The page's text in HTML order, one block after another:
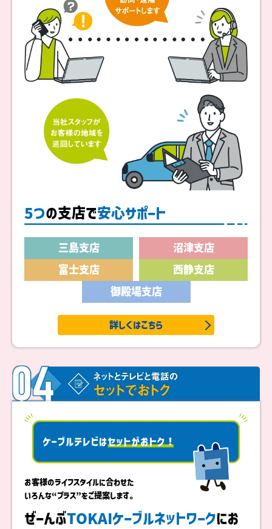
5つの支店で安心サポート
三島支店
沼津支店
富士支店
西静支店
御殿場支店
詳しくはこちら
お客様のライフスタイルに合わせた
いろんな“プラス”をご提案します。
ぜーんぶTOKAIケーブルネットワークにお